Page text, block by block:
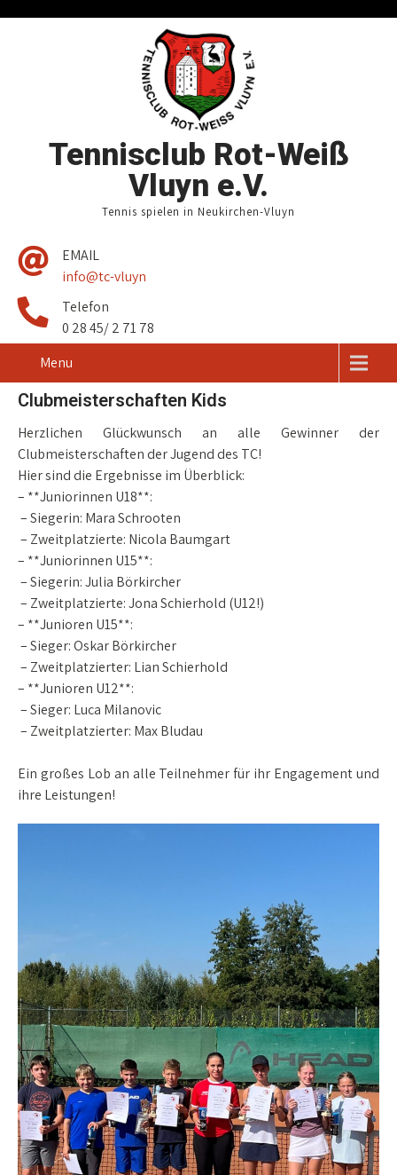
Tennisclub Rot-Weiß
Vluyn e.V.
Tennis spielen in Neukirchen-Vluyn
EMAIL
info@tc-vluyn
Telefon
0 28 45/ 2 71 78
Menu
Clubmeisterschaften Kids
Herzlichen Glückwunsch an alle Gewinner der
Clubmeisterschaften der Jugend des TC!
Hier sind die Ergebnisse im Überblick:
– **Juniorinnen U18**:
– Siegerin: Mara Schrooten
– Zweitplatzierte: Nicola Baumgart
– **Juniorinnen U15**:
– Siegerin: Julia Börkircher
– Zweitplatzierte: Jona Schierhold (U12!)
– **Junioren U15**:
– Sieger: Oskar Börkircher
– Zweitplatzierter: Lian Schierhold
– **Junioren U12**:
– Sieger: Luca Milanovic
– Zweitplatzierter: Max Bludau
Ein großes Lob an alle Teilnehmer für ihr Engagement und
ihre Leistungen!